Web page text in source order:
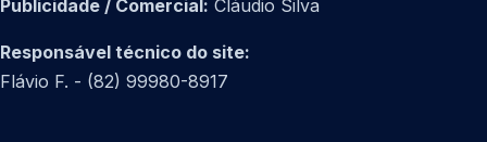
Publicidade / Comercial: Cláudio Silva
Responsável técnico do site:
Flávio F. - (82) 99980-8917